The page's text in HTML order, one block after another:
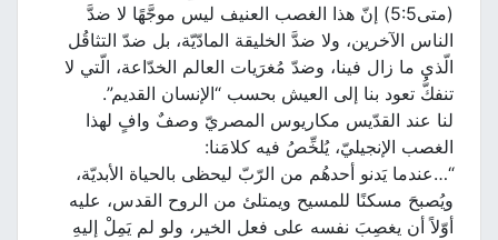
(متى5:5) إنّ هذا الغصب العنيف ليس موجَّهًا لا ضدَّ
الناس الآخرين، ولا ضدَّ الخليقة المادّيّة، بل ضدّ التثاقُل
الّذي ما زال فينا، وضدّ مُغرَيات العالم الخدّاعة، الّتي لا
تنفكُّ تعود بنا إلى العيش بحسب “الإنسان القديم”.
لنا عند القدّيس مكاريوس المصريّ وصفٌ وافٍ لهذا
الغصب الإنجيليّ، يُلخِّصُ فيه كلامَنا:
“…عندما يَدنو أحدهُم من الرّبّ ليحظى بالحياة الأبديّة،
ويُصبحَ مسكنًا للمسيح ويمتلئ من الروح القدس، عليه
أوّلاً أن يغصِبَ نفسه على فعل الخير، ولو لم يَمِلْ إليهِ